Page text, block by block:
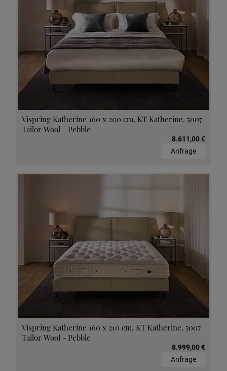
Vispring Katherine 160 x 200 cm, KT Katherine, 5007
Tailor Wool - Pebble
8.611,00 €
Anfrage
Vispring Katherine 160 x 210 cm, KT Katherine, 5007
Tailor Wool - Pebble
8.999,00 €
Anfrage